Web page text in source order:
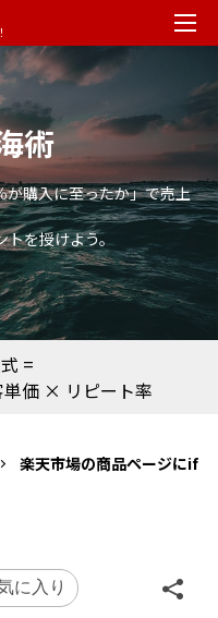
術
が購入に至ったか」で売上
トを授けよう。
=
価× リピート率
楽天市場の商品ページに
に入り